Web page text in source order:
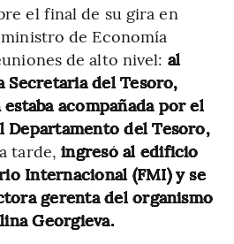
el final de su gira en
de Economía
de alto nivel: al
Secretaria del Tesoro,
acompañada por el
Departamento del Tesoro,
tarde, ingresó al edificio
Internacional (FMI) y se
gerenta del organismo
Georgieva.